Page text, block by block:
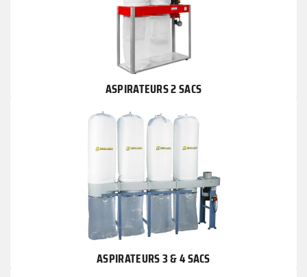
ASPIRATEURS 2 SACS
ASPIRATEURS 3 & 4 SACS